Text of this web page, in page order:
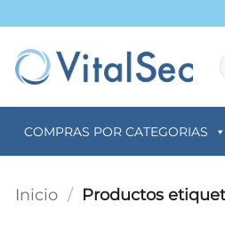
al
contenido
COMPRAS POR CATEGORIAS
Inicio / Productos